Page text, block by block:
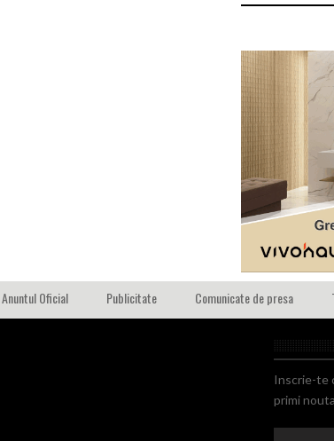
Oficial Publicitate Comunicate de presa
Inscrie-te
primi